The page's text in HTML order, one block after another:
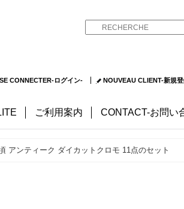
SE CONNECTER-ログイン- NOUVEAU CLIENT-新規
ご利用案内 CONTACT-お問い
アンティーク ダイカットクロモ 11点のセット